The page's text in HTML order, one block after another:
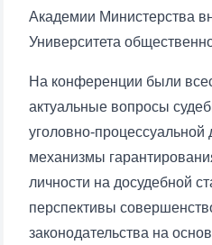
Академии Министерства
Университета
На конференции были
актуальные вопросы
уголовно-процессуальной
механизмы
личности на досудебной
перспективы
законодательства на